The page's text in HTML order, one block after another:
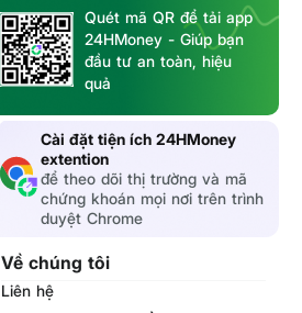
Quét mã QR để tải app
24HMoney - Giúp bạn
đầu tư an toàn, hiệu
quả
Cài đặt tiện ích 24HMoney
extention
để theo dõi thị trường và mã
chứng khoán mọi nơi trên trình
duyệt Chrome
Về chúng tôi
Liên hệ